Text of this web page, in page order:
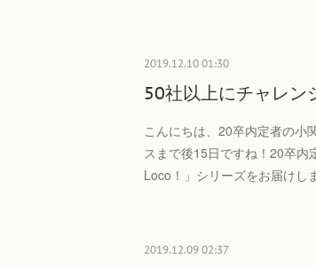
2019.12.10 01:30
50社以上にチャレン
こんにちは、20卒内定者の小
スまで後15日ですね！20卒内
Loco！」シリーズをお届け
2019.12.09 02:37